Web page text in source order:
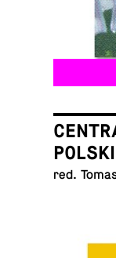
red.